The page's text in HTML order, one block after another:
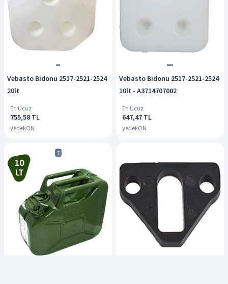
Vebasto Bidonu 2517-2521-2524
20lt
En Ucuz
755,58 TL
yedekON
Vebasto Bidonu 2517-2521-2524
10lt - A3714707002
En Ucuz
647,47 TL
yedekON
7